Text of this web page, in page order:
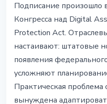
Подписание произошло
Конгресса над Digital
Protection Act.
настаивают: штатовые
появления
усложняют
Практическая проблема
вынуждена